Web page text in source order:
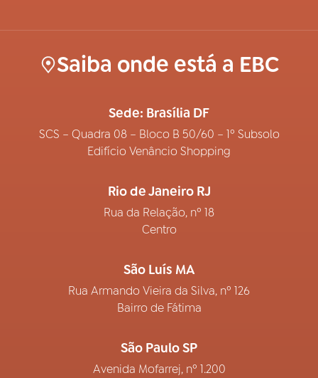
Saiba onde está a EBC
Sede: Brasília DF
SCS – Quadra 08 – Bloco B 50/60 – 1º Subsolo
Edifício Venâncio Shopping
Rio de Janeiro RJ
Rua da Relação, nº 18
Centro
São Luís MA
Rua Armando Vieira da Silva, nº 126
Bairro de Fátima
São Paulo SP
Avenida Mofarrej, nº 1.200